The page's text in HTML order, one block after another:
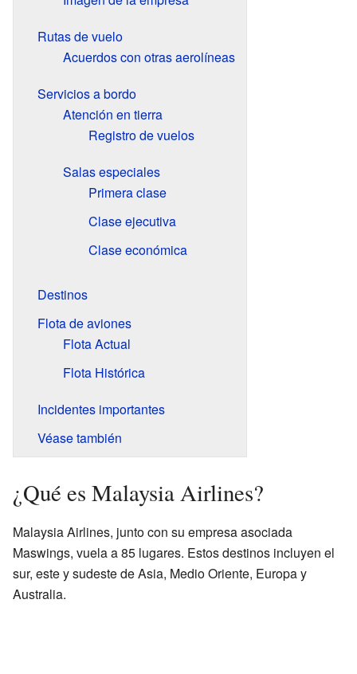
Rutas de vuelo
Acuerdos con otras aerolíneas
Servicios a bordo
Atención en tierra
Registro de vuelos
Salas especiales
Primera clase
Clase ejecutiva
Clase económica
Destinos
Flota de aviones
Flota Actual
Flota Histórica
Incidentes importantes
Véase también
¿Qué es Malaysia Airlines?
Malaysia Airlines, junto con su empresa asociada
Maswings, vuela a 85 lugares. Estos destinos incluyen el
sur, este y sudeste de Asia, Medio Oriente, Europa y
Australia.